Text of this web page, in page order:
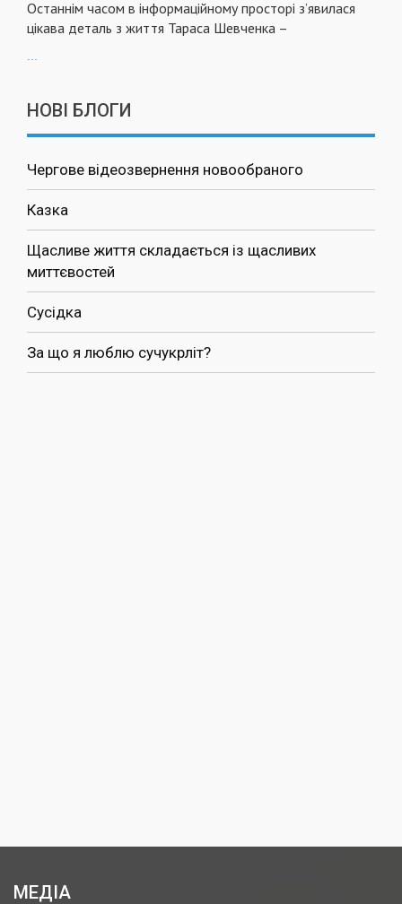
Останнім часом в інформаційному просторі з’явилася
цікава деталь з життя Тараса Шевченка –
НОВІ БЛОГИ
Чергове відеозвернення новообраного
Казка
Щасливе життя складається із щасливих
миттєвостей
Сусідка
За що я люблю сучукрліт?
МЕДІА